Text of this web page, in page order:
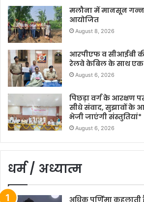
मलौना में मानसून गन्ना
आयोजित
August 8, 2026
आरपीएफ व सीआईबी
रेलवे केबिल के साथ एक
August 6, 2026
पिछड़ा वर्ग के आरक्षण
सीधे संवाद, सुझावों के
भेजी जाएंगी संस्तुतियां*
August 6, 2026
धर्म / अध्यात्म
अधिक पूर्णिमा कहलाती है